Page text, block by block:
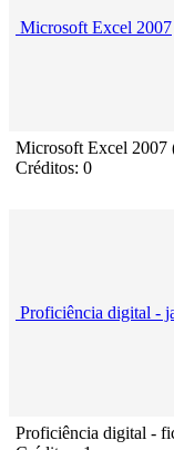
Microsoft Excel 2007
Microsoft Excel 2007
Créditos: 0
Proficiência digital -
Proficiência digital -